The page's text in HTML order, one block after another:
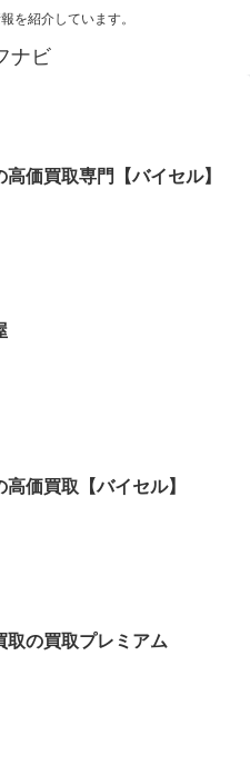
を紹介しています。
ナビ
高価買取専門【バイセル】
高価買取【バイセル】
取の買取プレミアム